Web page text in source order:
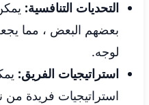
التحديات التنافسية:
بعضهم البعض ، مما
لوجه.
استراتيجيات الفريق:
استراتيجيات فريدة من